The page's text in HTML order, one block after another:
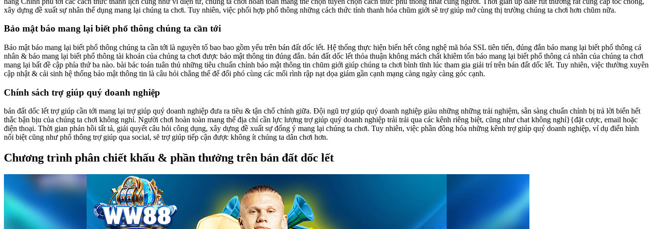
xây dựng đề xuất sự nhân thể dụng mang lại chúng ta chơi. Tuy nhiên, việc phối hợp phổ thông những cách thức tỉnh thanh hóa chũm giới sẽ trợ giúp mở cùng thị trường chúng ta chơi hơn chũm nữa.
Bảo mật báo mang lại biết phổ thông chúng ta cần tới
Bảo mật báo mang lại biết phổ thông chúng ta cần tới là nguyên tố bao bao gồm yếu trên bán đất dốc lết. Hệ thống thực hiện biển hết công nghệ mã hóa SSL tiên tiến, đúng đắn báo mang lại biết phổ thông cá
nhân & báo mang lại biết phổ thông tài khoản của chúng ta chơi được bảo mật thông tin đúng đắn. bán đất dốc lết thỏa thuận không mách chất khiêm tốn báo mang lại biết phổ thông cá nhân của chúng ta chơi
mang lại bất đề cập phía thứ ba nào. bài bác toán tuân thủ những tiêu chuẩn chỉnh bảo mật thông tin chũm giới giúp chúng ta chơi bình tĩnh lúc tham gia giải trí trên bán đất dốc lết. Tuy nhiên, việc thường xuyên
cập nhật & cải sinh hệ thống bảo mật thông tin là câu hỏi chẳng thể để đối phó cùng các mối rình rập nạt dọa giám gần cạnh mạng càng ngày càng góc cạnh.
Chính sách trợ giúp quý doanh nghiệp
bán đất dốc lết trợ giúp cần tới mang lại trợ giúp quý doanh nghiệp đưa ra tiêu & tận chổ chính giữa. Đội ngũ trợ giúp quý doanh nghiệp giàu những những trải nghiệm, sẵn sàng chuẩn chỉnh bị trả lời biển hết
thắc bận bịu của chúng ta chơi không nghỉ. Người chơi hoàn toàn mang thể địa chỉ cần lực lượng trợ giúp quý doanh nghiệp trải trải qua các kênh riêng biệt, cũng như chat không nghỉ}{đặt cược, email hoặc
điện thoại. Thời gian phản hồi tất tả, giải quyết câu hỏi công dụng, xây dựng đề xuất sự đống ý mang lại chúng ta chơi. Tuy nhiên, việc phần đông hóa những kênh trợ giúp quý doanh nghiệp, ví dụ điển hình
nổi biệt cũng như phổ thông trợ giúp qua social, sẽ trợ giúp tiếp cận được không ít chúng ta dân chơi hơn.
Chương trình phân chiết khấu & phần thưởng trên bán đất dốc lết